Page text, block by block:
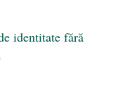
identitate fără